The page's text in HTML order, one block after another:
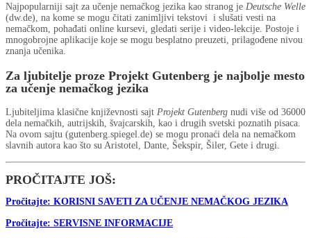
Najpopularniji sajt za učenje nemačkog jezika kao stranog je Deutsche Welle
(dw.de), na kome se mogu čitati zanimljivi tekstovi i slušati vesti na
nemačkom, pohađati online kursevi, gledati serije i video-lekcije. Postoje i
mnogobrojne aplikacije koje se mogu besplatno preuzeti, prilagođene nivou
znanja učenika.
Za ljubitelje proze Projekt Gutenberg je najbolje mesto
za učenje nemačkog jezika
Ljubiteljima klasične književnosti sajt Projekt Gutenberg nudi više od 36000
dela nemačkih, autrijskih, švajcarskih, kao i drugih svetski poznatih pisaca.
Na ovom sajtu (gutenberg.spiegel.de) se mogu pronaći dela na nemačkom
slavnih autora kao što su Aristotel, Dante, Šekspir, Šiler, Gete i drugi.
PROČITAJTE JOŠ:
Pročitajte: KORISNI SAVETI ZA UČENJE NEMAČKOG JEZIKA
Pročitajte: SERVISNE INFORMACIJE